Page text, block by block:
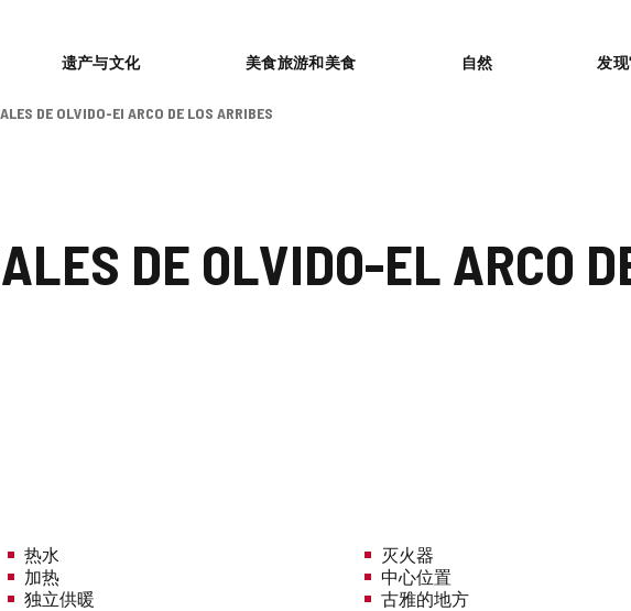
遗产与文化 美食旅游和美食 自然 发
DE OLVIDO-El ARCO DE LOS ARRIBES
DE OLVIDO-EL ARCO
热水
加热
独立供暖
灭火器
中心位置
古雅的地方